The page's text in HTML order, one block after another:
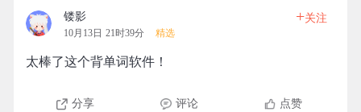
镂影
10月13日 21时39分 精选
+关注
太棒了这个背单词软件！
分享 评论 点赞